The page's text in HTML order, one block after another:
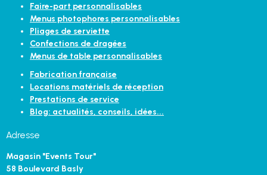
Faire-part personnalisables
Menus photophores personnalisables
Pliages de serviette
Confections de dragées
Menus de table personnalisables
Fabrication française
Locations matériels de réception
Prestations de service
Blog: actualités, conseils, idées...
Adresse
Magasin "Events Tour"
58 Boulevard Basly